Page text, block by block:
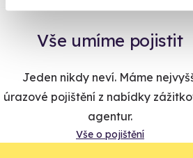
Vše umíme pojistit
Jeden nikdy neví. Máme
úrazové pojištění z nabídky
agentur.
Vše o pojištění